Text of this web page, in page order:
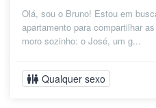
Olá, sou o Bruno! Estou em
apartamento para compartilhar
moro sozinho: o José, um g...
Qualquer sexo